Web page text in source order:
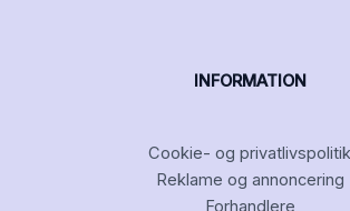
INFORMATION
Cookie- og privatlivspolitik
Reklame og annoncering
Forhandlere